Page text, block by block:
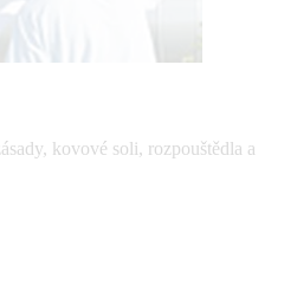
kovové soli, rozpouštědla a